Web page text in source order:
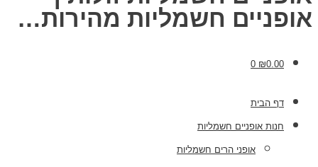
אופניים חשמליות מהירות…
₪0.00
0
דף הבית
חנות אופניים חשמליות
אופני הרים חשמליות